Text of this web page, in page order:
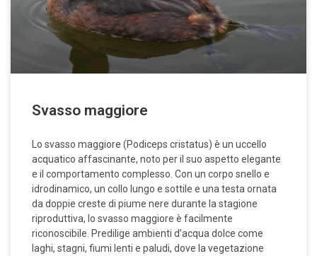
Svasso maggiore
Lo svasso maggiore (Podiceps cristatus) è un uccello
acquatico affascinante, noto per il suo aspetto elegante
e il comportamento complesso. Con un corpo snello e
idrodinamico, un collo lungo e sottile e una testa ornata
da doppie creste di piume nere durante la stagione
riproduttiva, lo svasso maggiore è facilmente
riconoscibile. Predilige ambienti d’acqua dolce come
laghi, stagni, fiumi lenti e paludi, dove la vegetazione